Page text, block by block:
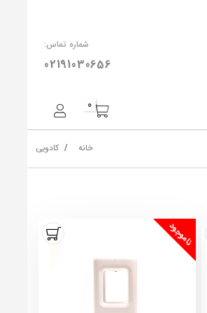
شماره تماس:
02191030656
0
خانه کادویی
ناموجود